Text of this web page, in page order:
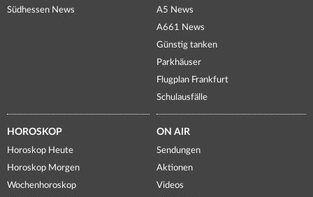
Südhessen News
A5 News
A661 News
Günstig tanken
Parkhäuser
Flugplan Frankfurt
Schulausfälle
HOROSKOP
Horoskop Heute
Horoskop Morgen
Wochenhoroskop
ON AIR
Sendungen
Aktionen
Videos